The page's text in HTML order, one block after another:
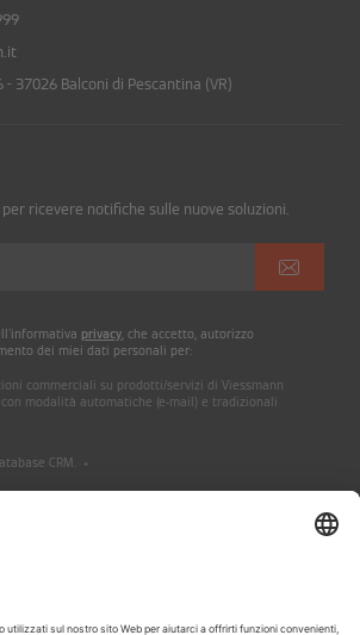
- 37026 Balconi di Pescantina (VR)
ricevere notifiche sulle nuove soluzioni.
privacy , che accetto, autorizzo
dei miei dati personali per:
commerciali su prodotti/servizi di Viessmann
con modalità automatiche (e-mail) e tradizionali
CRM. *
@2026 CARRIER